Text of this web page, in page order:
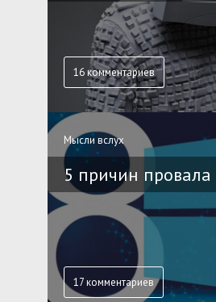
16 комментариев
Мысли вслух
5 причин провала
17 комментариев